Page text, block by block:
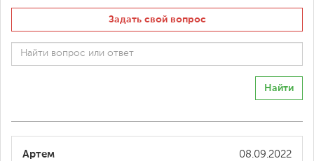
Задать свой вопрос
Найти
08.09.2022
Артем